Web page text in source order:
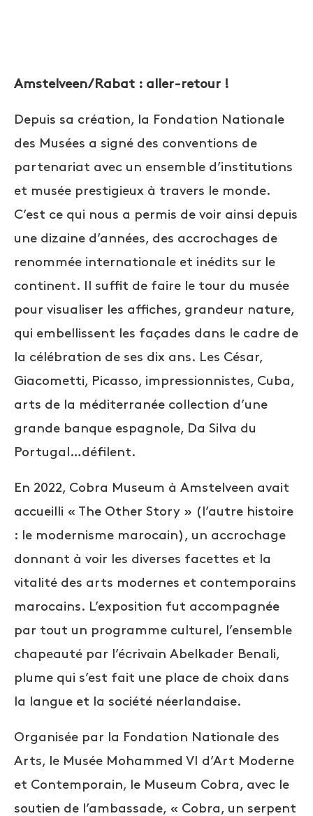
Amstelveen/Rabat : aller-retour !
Depuis sa création, la Fondation Nationale
des Musées a signé des conventions de
partenariat avec un ensemble d’institutions
et musée prestigieux à travers le monde.
C’est ce qui nous a permis de voir ainsi depuis
une dizaine d’années, des accrochages de
renommée internationale et inédits sur le
continent. Il suffit de faire le tour du musée
pour visualiser les affiches, grandeur nature,
qui embellissent les façades dans le cadre de
la célébration de ses dix ans. Les César,
Giacometti, Picasso, impressionnistes, Cuba,
arts de la méditerranée collection d’une
grande banque espagnole, Da Silva du
Portugal…défilent.
En 2022, Cobra Museum à Amstelveen avait
accueilli « The Other Story » (l’autre histoire
: le modernisme marocain), un accrochage
donnant à voir les diverses facettes et la
vitalité des arts modernes et contemporains
marocains. L’exposition fut accompagnée
par tout un programme culturel, l’ensemble
chapeauté par l’écrivain Abelkader Benali,
plume qui s’est fait une place de choix dans
la langue et la société néerlandaise.
Organisée par la Fondation Nationale des
Arts, le Musée Mohammed VI d’Art Moderne
et Contemporain, le Museum Cobra, avec le
soutien de l’ambassade, « Cobra, un serpent